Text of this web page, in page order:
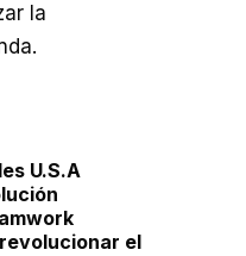
la
U.S.A
el